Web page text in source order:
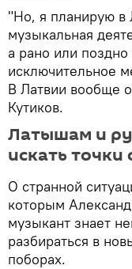
"Но, я планирую в
музыкальная
а рано или поздно
исключительное
В Латвии вообще
Кутиков.
Латышам и
искать
О странной
которым
музыкант знает
разбираться в
поборах.